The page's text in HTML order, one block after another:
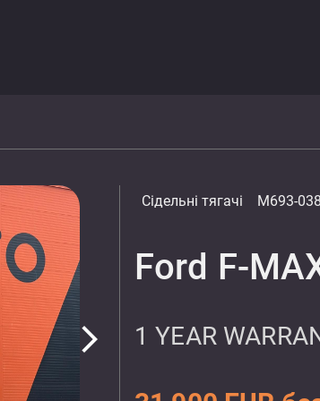
arrow_forward_ios
Сідельні тягачі M693-
Ford F-
1 YEAR